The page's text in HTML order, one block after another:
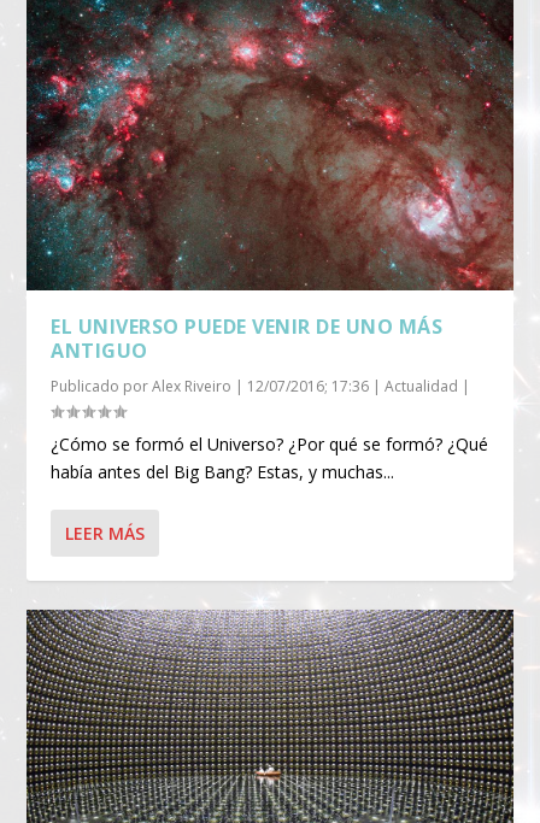
EL UNIVERSO PUEDE VENIR DE UNO MÁS
ANTIGUO
Publicado porAlex Riveiro 12/07/2016; 17:36 |Actualidad
¿Cómo se formó el Universo? ¿Por qué se formó? ¿Qué
había antes del Big Bang? Estas, y muchas...
LEER MÁS